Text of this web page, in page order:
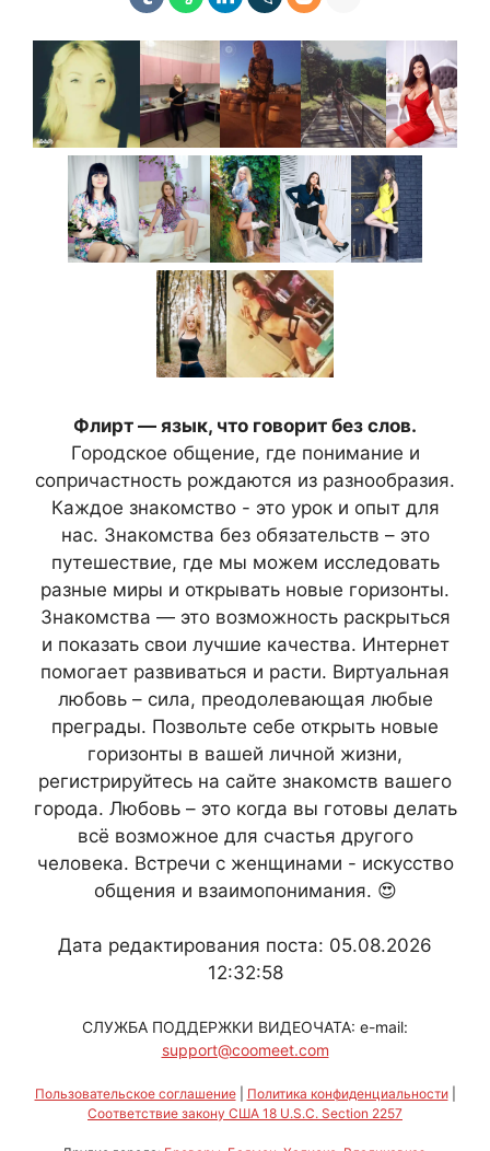
Флирт — язык, что говорит без слов.
Городское общение, где понимание и
сопричастность рождаются из разнообразия.
Каждое знакомство - это урок и опыт для
нас. Знакомства без обязательств – это
путешествие, где мы можем исследовать
разные миры и открывать новые горизонты.
Знакомства — это возможность раскрыться
и показать свои лучшие качества. Интернет
помогает развиваться и расти. Виртуальная
любовь – сила, преодолевающая любые
преграды. Позвольте себе открыть новые
горизонты в вашей личной жизни,
регистрируйтесь на сайте знакомств вашего
города. Любовь – это когда вы готовы делать
всё возможное для счастья другого
человека. Встречи с женщинами - искусство
общения и взаимопонимания. 😍
Дата редактирования поста: 05.08.2026
12:32:58
СЛУЖБА ПОДДЕРЖКИ ВИДЕОЧАТА: e-mail:
support@coomeet.com
Пользовательское соглашение| Политика конфиденциальности|
Соответствие закону США 18 U.S.C. Section 2257